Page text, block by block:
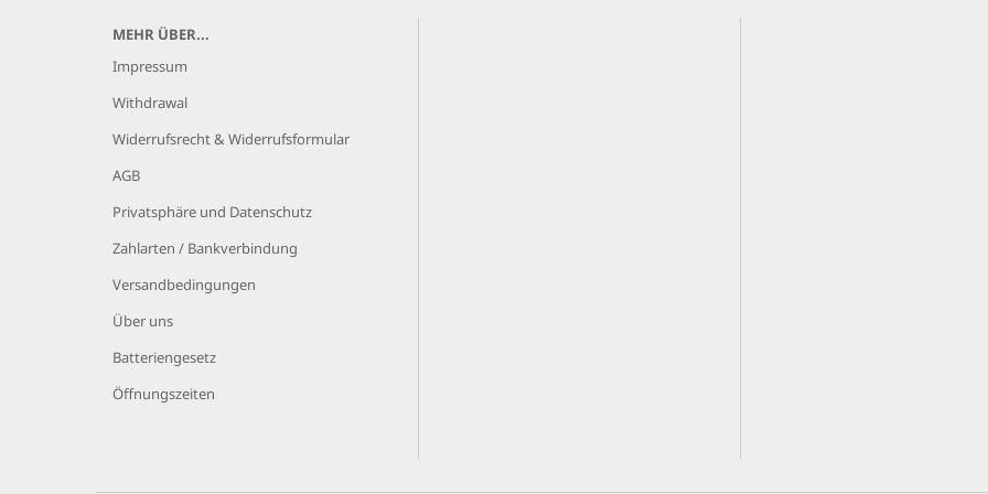
MEHR ÜBER...
Impressum
Withdrawal
Widerrufsrecht & Widerrufsformular
AGB
Privatsphäre und Datenschutz
Zahlarten / Bankverbindung
Versandbedingungen
Über uns
Batteriengesetz
Öffnungszeiten